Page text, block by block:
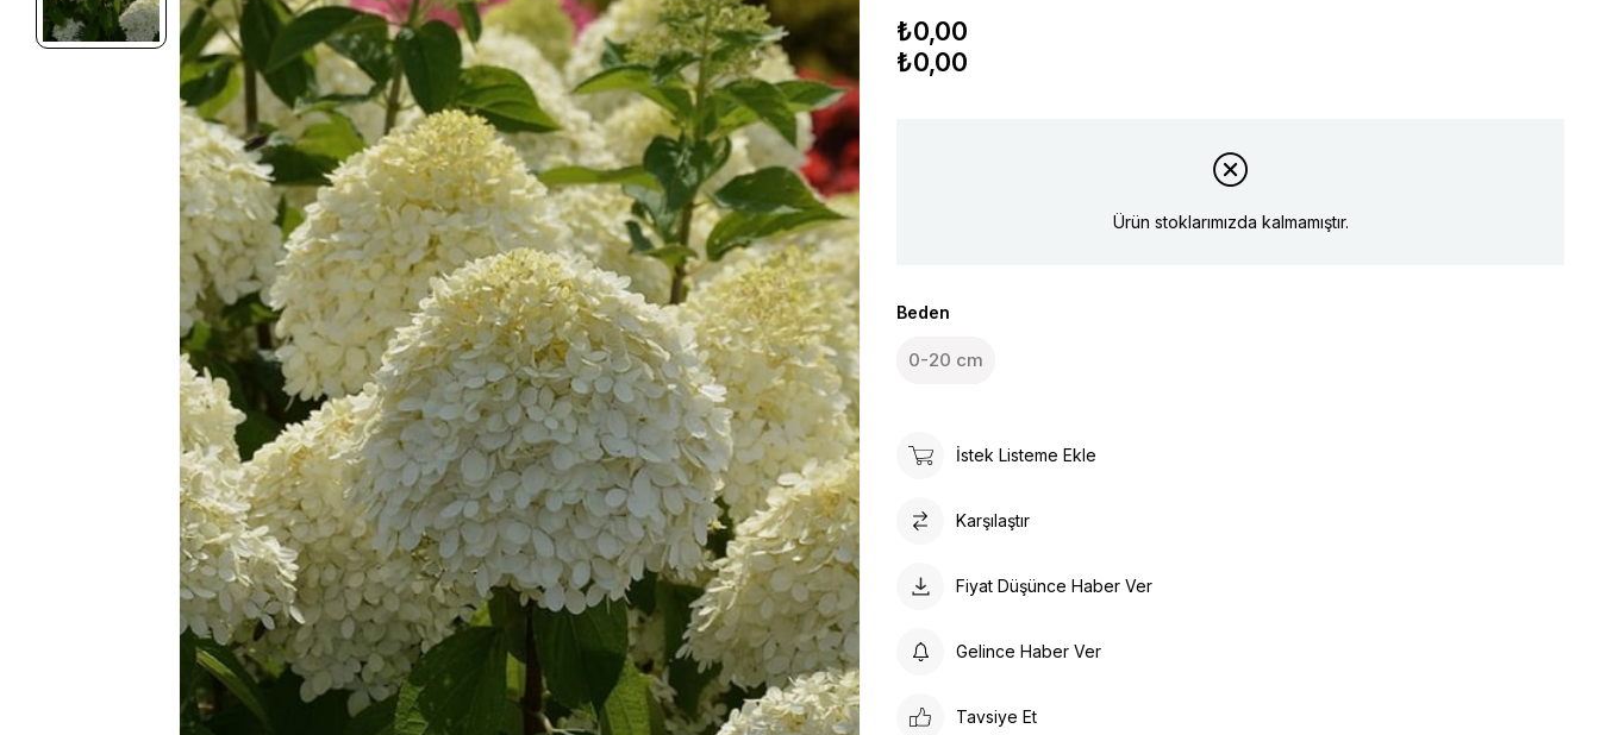
₺0,00
₺0,00
Ürün stoklarımızda kalmamıştır.
Beden
0-20 cm
İstek Listeme Ekle
Karşılaştır
Fiyat Düşünce Haber Ver
Gelince Haber Ver
Tavsiye Et